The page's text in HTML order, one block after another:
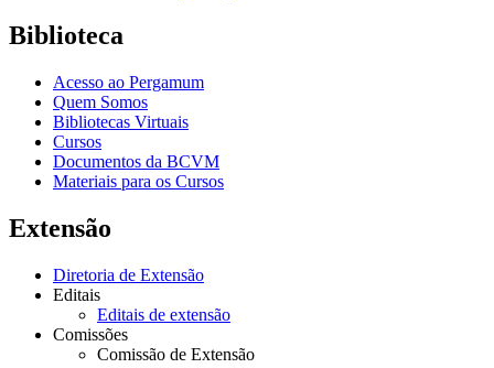
Biblioteca
Acesso ao Pergamum
Quem Somos
Bibliotecas Virtuais
Cursos
Documentos da BCVM
Materiais para os Cursos
Extensão
Diretoria de Extensão
Editais
Editais de extensão
Comissões
Comissão de Extensão